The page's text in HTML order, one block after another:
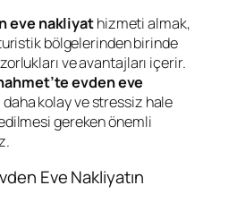
eve nakliyathizmeti almak,
bölgelerinden birinde
ve avantajları içerir.
evden eve
kolay ve stressiz hale
gereken önemli
Eve Nakliyatın